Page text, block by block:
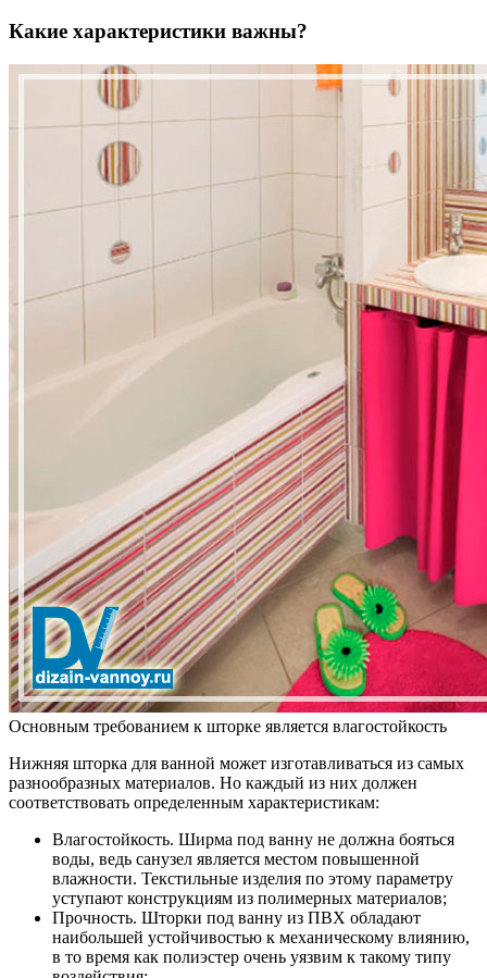
Какие характеристики важны?
Основным требованием к шторке является влагостойкость
Нижняя шторка для ванной может изготавливаться из самых
разнообразных материалов. Но каждый из них должен
соответствовать определенным характеристикам:
Влагостойкость. Ширма под ванну не должна бояться
воды, ведь санузел является местом повышенной
влажности. Текстильные изделия по этому параметру
уступают конструкциям из полимерных материалов;
Прочность. Шторки под ванну из ПВХ обладают
наибольшей устойчивостью к механическому влиянию,
в то время как полиэстер очень уязвим к такому типу